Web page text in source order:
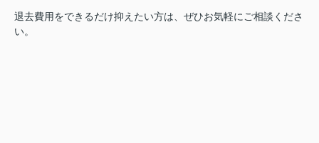
退去費用をできるだけ抑えたい方は、ぜひお気軽にご相談くださ
い。